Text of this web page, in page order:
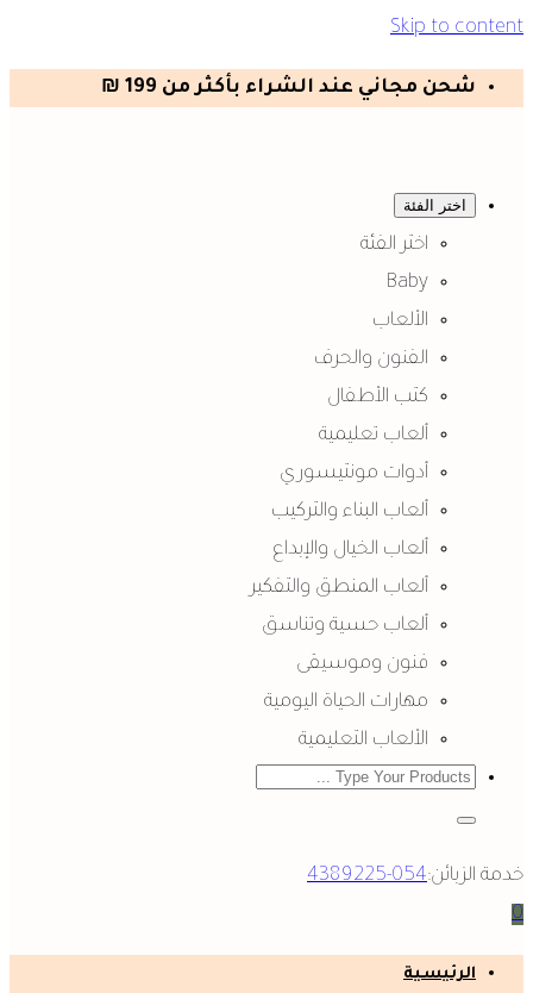
Skip to content
شحن مجاني عند الشراء بأكثر من 199 ₪
اختر الفئة
اختر الفئة
Baby
الألعاب
الفنون والحرف
كتب الأطفال
ألعاب تعليمية
أدوات مونتيسوري
ألعاب البناء والتركيب
ألعاب الخيال والإبداع
ألعاب المنطق والتفكير
ألعاب حسية وتناسق
فنون وموسيقى
مهارات الحياة اليومية
الألعاب التعليمية
خدمة الزبائن:054-4389225
0
الرئيسية